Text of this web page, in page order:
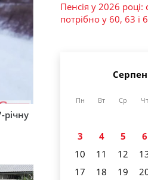
Пенсія у 2026 році:
потрібно у 60, 63 і
Пн Вт Ср Чт
3
4 5 6
10
11 12
17
18 19